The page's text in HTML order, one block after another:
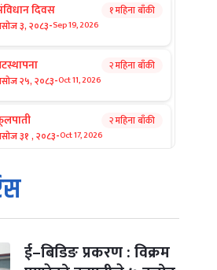
दिवस
३, २०८३-Sep 19, 2026
१ महिना बाँकी
२५, २०८३-Oct 11, 2026
२ महिना बाँकी
३१ , २०८३-Oct 17, 2026
२ महिना बाँकी
सङ्क्रान्ति
१, २०८३
३, २०८३-Oct 20, 2026
ई–बिडिङ प्रकरण : विक्रम